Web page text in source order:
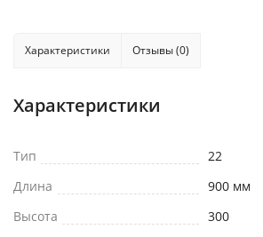
Характеристики Отзывы (0)
Характеристики
Тип
22
Длина
900 мм
Высота
300